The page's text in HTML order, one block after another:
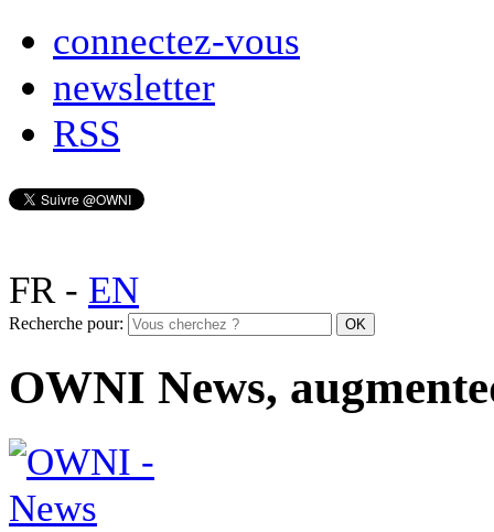
connectez-vous
newsletter
RSS
FR- EN
Recherche pour:
OWNI News,